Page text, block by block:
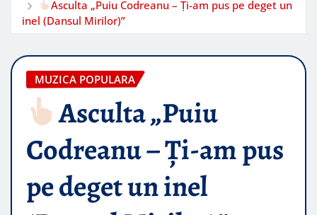
Asculta „Puiu Codreanu – Ți-am pus pe deget un
inel (Dansul Mirilor)”
MUZICA POPULARA
Asculta „Puiu
Codreanu – Ți-am pus
pe deget un inel